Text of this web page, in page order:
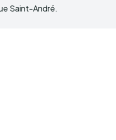
Saint-André.